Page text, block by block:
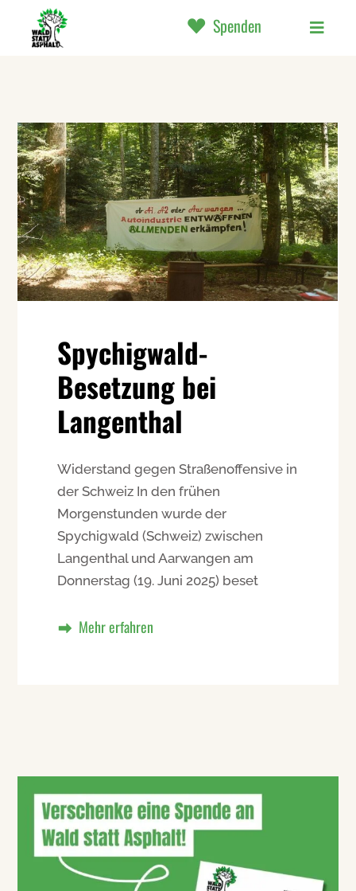
Spenden
Spychigwald-
Besetzung bei
Langenthal
Widerstand gegen Straßenoffensive in
der Schweiz In den frühen
Morgenstunden wurde der
Spychigwald (Schweiz) zwischen
Langenthal und Aarwangen am
Donnerstag (19. Juni 2025) beset